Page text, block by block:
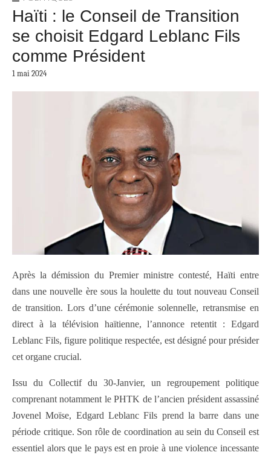
Haïti : le Conseil de Transition
se choisit Edgard Leblanc Fils
comme Président
1 mai 2024
Après la démission du Premier ministre contesté, Haïti entre
dans une nouvelle ère sous la houlette du tout nouveau Conseil
de transition. Lors d’une cérémonie solennelle, retransmise en
direct à la télévision haïtienne, l’annonce retentit : Edgard
Leblanc Fils, figure politique respectée, est désigné pour présider
cet organe crucial.
Issu du Collectif du 30-Janvier, un regroupement politique
comprenant notamment le PHTK de l’ancien président assassiné
Jovenel Moïse, Edgard Leblanc Fils prend la barre dans une
période critique. Son rôle de coordination au sein du Conseil est
essentiel alors que le pays est en proie à une violence incessante